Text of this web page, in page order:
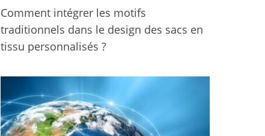
Comment intégrer les motifs
traditionnels dans le design des sacs en
tissu personnalisés ?